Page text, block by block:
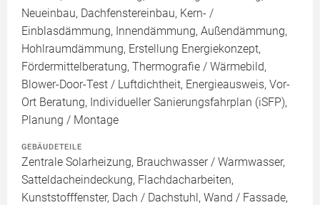
Neueinbau, Dachfenstereinbau, Kern- /
Einblasdämmung, Innendämmung, Außendämmung,
Hohlraumdämmung, Erstellung Energiekonzept,
Fördermittelberatung, Thermografie / Wärmebild,
Blower-Door-Test / Luftdichtheit, Energieausweis, Vor-
Ort Beratung, Individueller Sanierungsfahrplan (iSFP),
Planung / Montage
GEBÄUDETEILE
Zentrale Solarheizung, Brauchwasser / Warmwasser,
Satteldacheindeckung, Flachdacharbeiten,
Kunststofffenster, Dach / Dachstuhl, Wand / Fassade,